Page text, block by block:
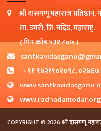
श्री दासगणू महाराज प्रतिष्ठान,
ता. उमरी, जि. नांदेड, महाराष्ट्र.
( पिन कोड ४३१ ८०७ )
+९१ ९४२१९०१०९८,
www.radhadamodar.org
COPYRIGHT © 2026 श्री दासगणू